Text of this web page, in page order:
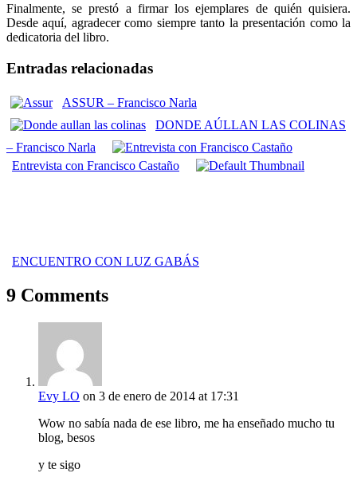
Finalmente, se prestó a firmar los ejemplares de quién quisiera.
Desde aquí, agradecer como siempre tanto la presentación como la
dedicatoria del libro.
Entradas relacionadas
ASSUR – Francisco Narla
DONDE AÚLLAN LAS COLINAS
– Francisco Narla
Entrevista con Francisco Castaño
ENCUENTRO CON LUZ GABÁS
9 Comments
Evy LO on 3 de enero de 2014 at 17:31
Wow no sabía nada de ese libro, me ha enseñado mucho tu
blog, besos
y te sigo